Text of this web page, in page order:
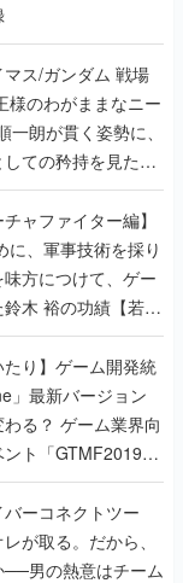
/ガンダム 戦場
様のわがままなニー
朗が貫く姿勢に、
ての矜持を見た
】
ャファイター編】
に、軍事技術を採り
方につけて、ゲー
木 裕の功績【若ゲ
たり】ゲーム開発統
」最新バージョン
る？ ゲーム業界向
ト「GTMF2019」
めよう【PR】
バーコネクトツー
が取る。だから、
男の熱意はチーム